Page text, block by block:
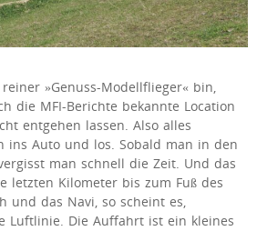
»Genuss-Modellflieger« bin,
die MFI-Berichte bekannte Location
entgehen lassen. Also alles
ins Auto und los. Sobald man in den
man schnell die Zeit. Und das
letzten Kilometer bis zum Fuß des
und das Navi, so scheint es,
Luftlinie. Die Auffahrt ist ein kleines